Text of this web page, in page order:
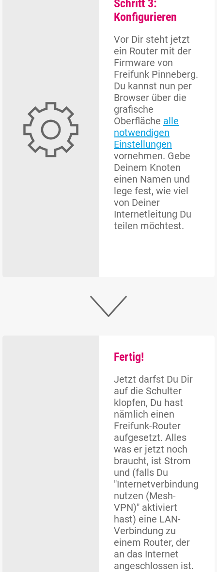
Schritt 3:
Konfigurieren
Vor Dir steht jetzt
ein Router mit der
Firmware von
Freifunk Pinneberg.
Du kannst nun per
Browser über die
grafische
Oberfläche alle
notwendigen
Einstellungen
vornehmen. Gebe
Deinem Knoten
einen Namen und
lege fest, wie viel
von Deiner
Internetleitung Du
teilen möchtest.
Fertig!
Jetzt darfst Du Dir
auf die Schulter
klopfen, Du hast
nämlich einen
Freifunk-Router
aufgesetzt. Alles
was er jetzt noch
braucht, ist Strom
und (falls Du
"Internetverbindung
nutzen (Mesh-
VPN)" aktiviert
hast) eine LAN-
Verbindung zu
einem Router, der
an das Internet
angeschlossen ist.